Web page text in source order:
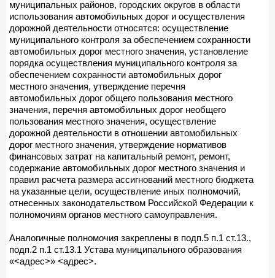
муниципальных районов, городских округов в области
использования автомобильных дорог и осуществления
дорожной деятельности относятся: осуществление
муниципального контроля за обеспечением сохранности
автомобильных дорог местного значения, установление
порядка осуществления муниципального контроля за
обеспечением сохранности автомобильных дорог
местного значения, утверждение перечня
автомобильных дорог общего пользования местного
значения, перечня автомобильных дорог необщего
пользования местного значения, осуществление
дорожной деятельности в отношении автомобильных
дорог местного значения, утверждение нормативов
финансовых затрат на капитальный ремонт, ремонт,
содержание автомобильных дорог местного значения и
правил расчета размера ассигнований местного бюджета
на указанные цели, осуществление иных полномочий,
отнесенных законодательством Российской Федерации к
полномочиям органов местного самоуправления.
Аналогичные полномочия закреплены в подп.5 п.1 ст.13.,
подп.2 п.1 ст.13.1 Устава муниципального образования
«<адрес>» <адрес>.